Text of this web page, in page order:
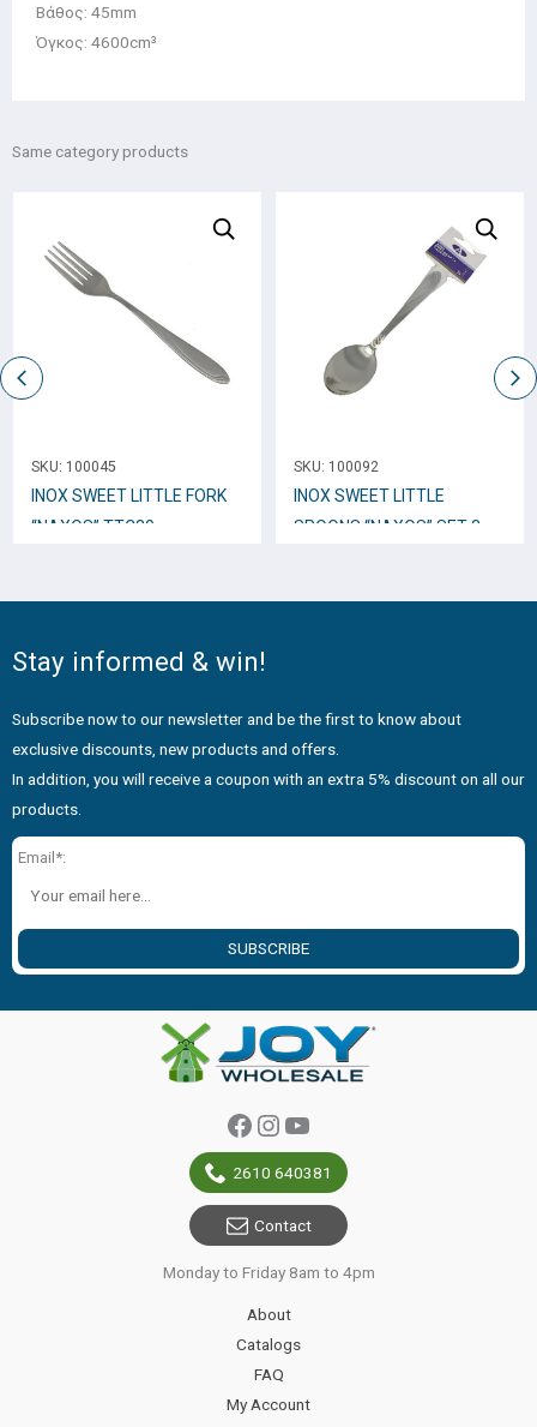
Βάθος: 45mm
Όγκος: 4600cm³
Same category products
SKU: 100045
INOX SWEET LITTLE FORK
“NAXOS” TTC30
SKU: 100092
INOX SWEET LITTLE
SPOONS “NAXOS” SET 3
Stay informed & win!
Subscribe now to our newsletter and be the first to know about
exclusive discounts, new products and offers.
In addition, you will receive a coupon with an extra 5% discount on all our
products.
Email*:
SUBSCRIBE
Facebook
Instagram
YouTube
2610 640381
Contact
Monday to Friday 8am to 4pm
About
Catalogs
FAQ
My Account